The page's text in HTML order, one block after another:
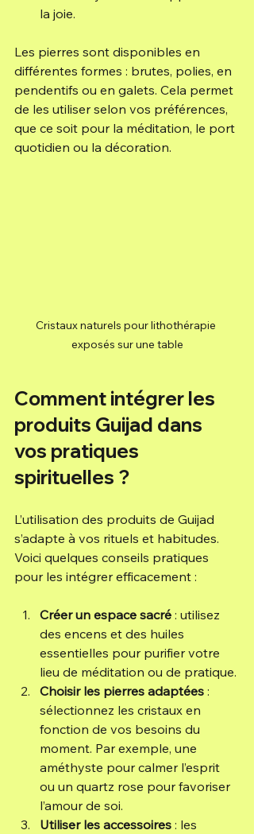
la joie.
Les pierres sont disponibles en
différentes formes : brutes, polies, en
pendentifs ou en galets. Cela permet
de les utiliser selon vos préférences,
que ce soit pour la méditation, le port
quotidien ou la décoration.
Cristaux naturels pour lithothérapie
exposés sur une table
Comment intégrer les
produits Guijad dans
vos pratiques
spirituelles ?
L’utilisation des produits de Guijad
s’adapte à vos rituels et habitudes.
Voici quelques conseils pratiques
pour les intégrer efficacement :
Créer un espace sacré : utilisez
des encens et des huiles
essentielles pour purifier votre
lieu de méditation ou de pratique.
Choisir les pierres adaptées :
sélectionnez les cristaux en
fonction de vos besoins du
moment. Par exemple, une
améthyste pour calmer l’esprit
ou un quartz rose pour favoriser
l’amour de soi.
Utiliser les accessoires : les